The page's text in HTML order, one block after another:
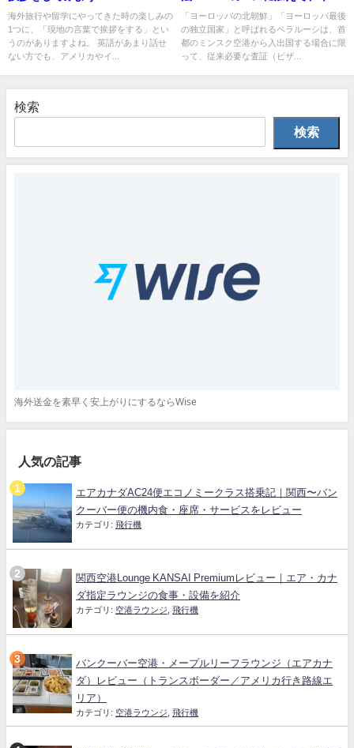
海外旅行や留学にやってきた時の楽しみの
1つに、「現地の言葉で挨拶をする」とい
うのがありますよね。 英語があまり話せ
ない方でも、アメリカやイ...
デックスタクシーも賢く使おう
「ヨーロッパの北朝鮮」「ヨーロッパ最後
の独立国家」と呼ばれるベラルーシは、首
都のミンスク空港から入出国する場合に限
って、従来必要な査証（ビザ...
検索
検索
海外送金を素早く安上がりにするならWise
人気の記事
エアカナダAC24便エコノミークラス搭乗記｜関西〜バン
クーバー便の機内食・座席・サービスをレビュー
カテゴリ: 飛行機
関西空港Lounge KANSAI Premiumレビュー｜エア・カナ
ダ指定ラウンジの食事・設備を紹介
カテゴリ: 空港ラウンジ 飛行機
バンクーバー空港・メープルリーフラウンジ（エアカナ
ダ）レビュー（トランスボーダー／アメリカ行き路線エ
リア）
カテゴリ: 空港ラウンジ 飛行機